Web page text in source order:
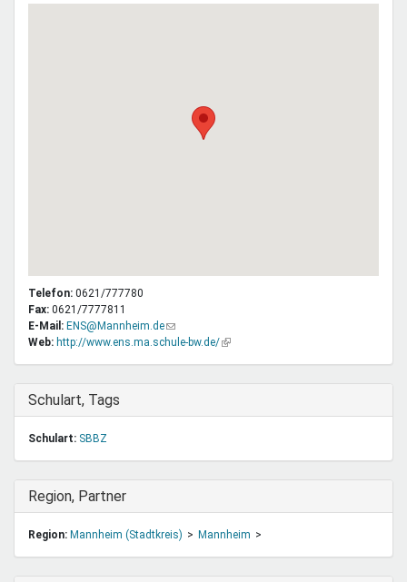
Telefon: 0621/777780
Fax: 0621/7777811
E-Mail: ENS@Mannheim.de(Link
sendet
Web: http://www.ens.ma.schule-bw.de/(Link
Ausblenden
Schulart, Tags
Schulart: SBBZ
Ausblenden
Region, Partner
Region: Mannheim (Stadtkreis) Mannheim